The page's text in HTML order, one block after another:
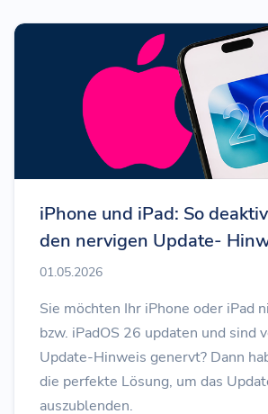
iPhone und iPad: So
den nervigen Update-
01.05.2026
Sie möchten Ihr iPhone oder iPad
bzw. iPadOS 26 updaten und sind
Update-Hinweis genervt? Dann
die perfekte Lösung, um das
auszublenden.